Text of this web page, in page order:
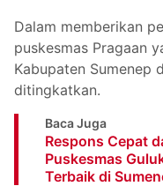
Dalam memberikan
puskesmas Pragaan
Kabupaten Sumenep
ditingkatkan.
Baca Juga
Respons Cepat
Puskesmas
Terbaik di